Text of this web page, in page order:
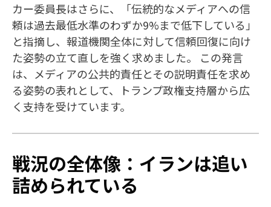
カー委員長はさらに、「伝統的なメディアへの信
頼は過去最低水準のわずか9%まで低下している」
と指摘し、報道機関全体に対して信頼回復に向け
た姿勢の立て直しを強く求めました。 この発言
は、メディアの公共的責任とその説明責任を求め
る姿勢の表れとして、トランプ政権支持層から広
く支持を受けています。
戦況の全体像：イランは追い
詰められている